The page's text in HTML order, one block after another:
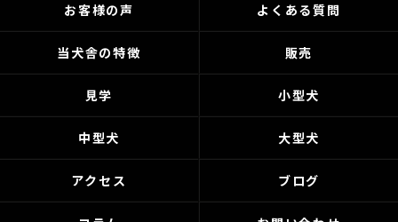
お客様の声 よくある質問
当犬舎の特徴 販売
見学 小型犬
中型犬 大型犬
アクセス ブログ